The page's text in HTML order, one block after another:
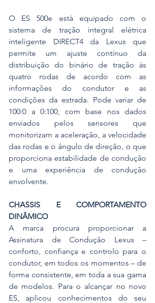
O ES 500e está equipado com o
sistema de tração integral elétrica
inteligente DIRECT4 da Lexus que
permite um ajuste contínuo da
distribuição do binário de tração às
quatro rodas de acordo com as
informações do condutor e as
condições da estrada. Pode variar de
100:0 a 0:100, com base nos dados
enviados pelos sensores que
monitorizam a aceleração, a velocidade
das rodas e o ângulo de direção, o que
proporciona estabilidade de condução
e uma experiência de condução
envolvente.
CHASSIS E COMPORTAMENTO
DINÂMICO
A marca procura proporcionar a
Assinatura de Condução Lexus –
conforto, confiança e controlo para o
condutor, em todos os momentos – de
forma consistente, em toda a sua gama
de modelos. Para o alcançar no novo
ES, aplicou conhecimentos do seu